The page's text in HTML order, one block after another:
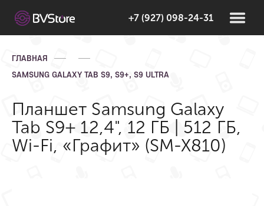
+7 (927) 098-24-31
ГЛАВНАЯ
SAMSUNG GALAXY TAB S9, S9+, S9 ULTRA
Планшет Samsung Galaxy
Tab S9+ 12,4", 12 ГБ | 512 ГБ,
Wi-Fi, «Графит» (SM-X810)